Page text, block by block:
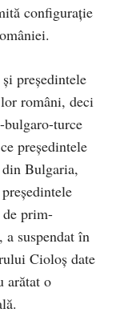
configuraţie
preşedintele
români, deci
turce
preşedintele
din Bulgaria,
prim-
suspendat în
Cioloş date
arătat o